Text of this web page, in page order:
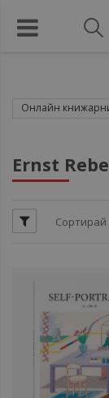
Онлайн
Ernst
Сортирай